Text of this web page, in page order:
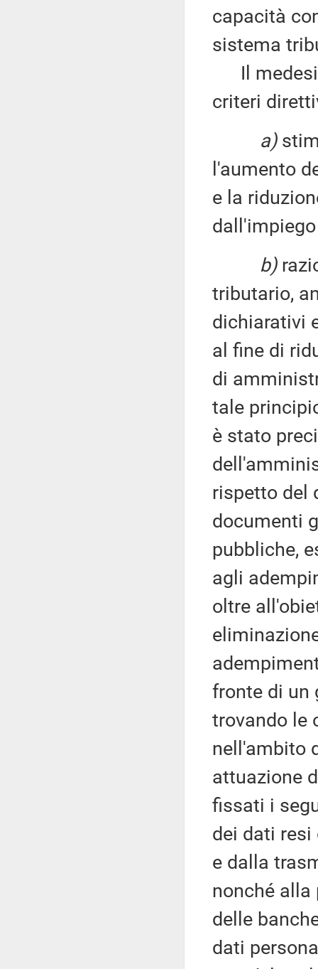
capacità
sistema
Il
criteri
a)
l'aumento
e la
b)
tributario,
dichiarativi
al fine di
di
tale
è stato
rispetto del
documenti
pubbliche,
agli
oltre
fronte di un
trovando le
nell'ambito
attuazione
fissati i
dei dati
e dalla
nonché alla
delle
dati